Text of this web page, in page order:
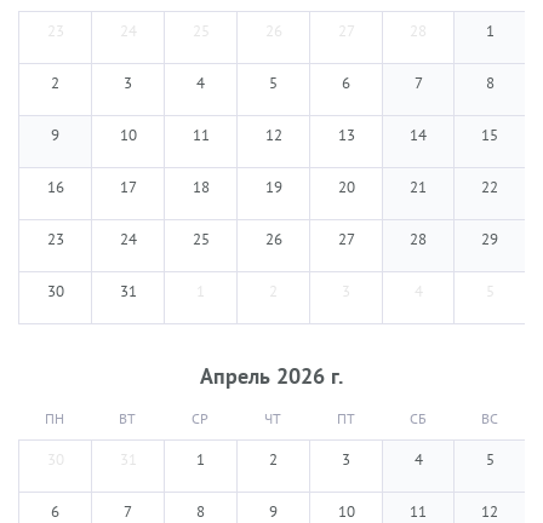
23 24 25 26 27 28 1
2 3 4 5 6 7 8
9 10 11 12 13 14 15
16 17 18 19 20 21 22
23 24 25 26 27 28 29
30 31 1 2 3 4 5
Апрель 2026 г.
ПН ВТ СР ЧТ ПТ СБ ВС
30 31 1 2 3 4 5
6 7 8 9 10 11 12